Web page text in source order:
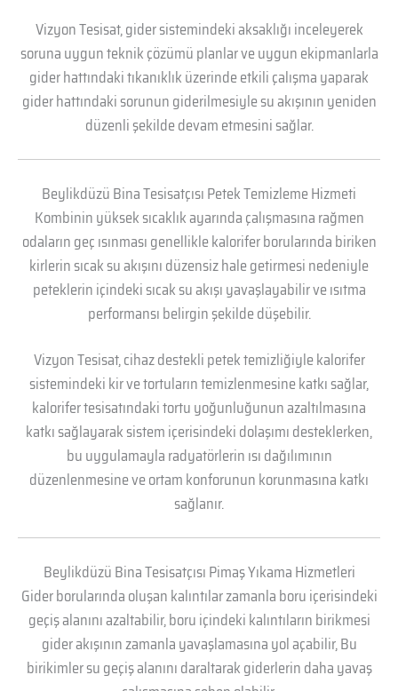
Vizyon Tesisat, gider sistemindeki aksaklığı inceleyerek
soruna uygun teknik çözümü planlar ve uygun ekipmanlarla
gider hattındaki tıkanıklık üzerinde etkili çalışma yaparak
gider hattındaki sorunun giderilmesiyle su akışının yeniden
düzenli şekilde devam etmesini sağlar.
Beylikdüzü Bina Tesisatçısı Petek Temizleme Hizmeti
Kombinin yüksek sıcaklık ayarında çalışmasına rağmen
odaların geç ısınması genellikle kalorifer borularında biriken
kirlerin sıcak su akışını düzensiz hale getirmesi nedeniyle
peteklerin içindeki sıcak su akışı yavaşlayabilir ve ısıtma
performansı belirgin şekilde düşebilir.
Vizyon Tesisat, cihaz destekli petek temizliğiyle kalorifer
sistemindeki kir ve tortuların temizlenmesine katkı sağlar,
kalorifer tesisatındaki tortu yoğunluğunun azaltılmasına
katkı sağlayarak sistem içerisindeki dolaşımı desteklerken,
bu uygulamayla radyatörlerin ısı dağılımının
düzenlenmesine ve ortam konforunun korunmasına katkı
sağlanır.
Beylikdüzü Bina Tesisatçısı Pimaş Yıkama Hizmetleri
Gider borularında oluşan kalıntılar zamanla boru içerisindeki
geçiş alanını azaltabilir, boru içindeki kalıntıların birikmesi
gider akışının zamanla yavaşlamasına yol açabilir, Bu
birikimler su geçiş alanını daraltarak giderlerin daha yavaş